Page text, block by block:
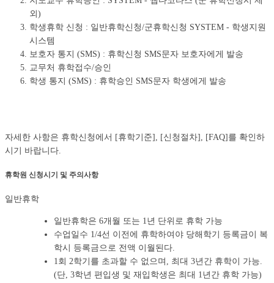
외)
학생휴학 신청 : 일반휴학신청/군휴학신청 SYSTEM - 학생지원
시스템
보호자 통지 (SMS) : 휴학신청 SMS문자 보호자에게 발송
교무처 휴학접수/승인
학생 통지 (SMS) : 휴학승인 SMS문자 학생에게 발송
자세한 사항은 휴학신청에서 [휴학기준], [신청절차], [FAQ]를 확인하
시기 바랍니다.
휴학원 신청시기 및 주의사항
일반휴학
일반휴학은 6개월 또는 1년 단위로 휴학 가능
수업일수 1/4선 이전에 휴학하여야 당해학기 등록금이 복
학시 등록금으로 전액 이월된다.
1회 2학기를 초과할 수 없으며, 최대 3년간 휴학이 가능.
(단, 3학년 편입생 및 재입학생은 최대 1년간 휴학 가능)